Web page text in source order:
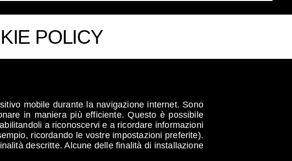
POLICY
mobile durante la navigazione internet. Sono
in maniera più efficiente. Questo è possibile
a riconoscervi e a ricordare informazioni
ricordando le vostre impostazioni preferite).
descritte. Alcune delle finalità di installazione